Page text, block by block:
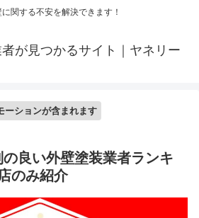
関する不安を解決できます！
が見つかるサイト｜ヤネリー
ーションが含まれます
良い外壁塗装業者ランキ
のみ紹介